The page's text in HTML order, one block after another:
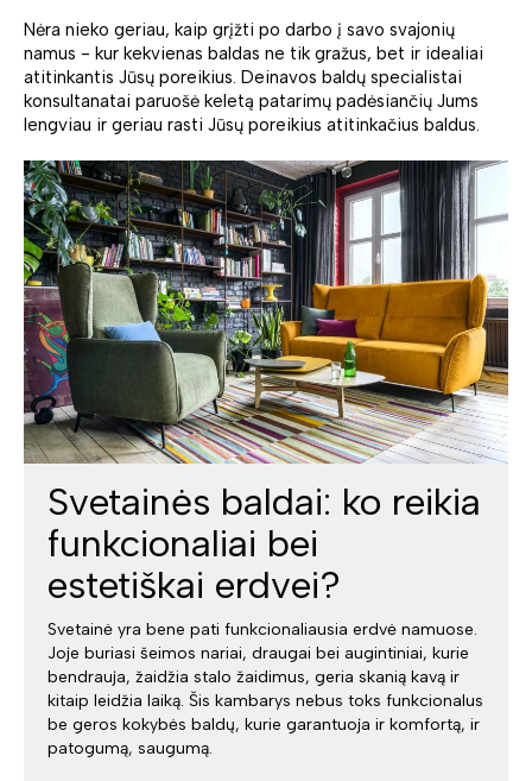
Nėra nieko geriau, kaip grįžti po darbo į savo svajonių
namus - kur kekvienas baldas ne tik gražus, bet ir idealiai
atitinkantis Jūsų poreikius. Deinavos baldų specialistai
konsultanatai paruošė keletą patarimų padėsiančių Jums
lengviau ir geriau rasti Jūsų poreikius atitinkačius baldus.
Svetainės baldai: ko reikia
funkcionaliai bei
estetiškai erdvei?
Svetainė yra bene pati funkcionaliausia erdvė namuose.
Joje buriasi šeimos nariai, draugai bei augintiniai, kurie
bendrauja, žaidžia stalo žaidimus, geria skanią kavą ir
kitaip leidžia laiką. Šis kambarys nebus toks funkcionalus
be geros kokybės baldų, kurie garantuoja ir komfortą, ir
patogumą, saugumą.